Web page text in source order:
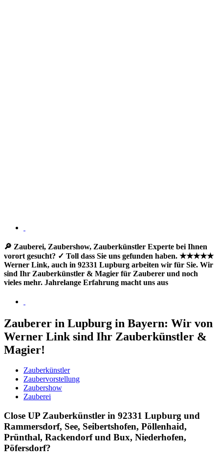
🔎 Zauberei, Zaubershow, Zauberkünstler Experte bei Ihnen
vorort gesucht? ✓ Toll dass Sie uns gefunden haben. ★★★★★
Werner Link, auch in 92331 Lupburg arbeiten wir für Sie. Wir
sind Ihr Zauberkünstler & Magier für Zauberer und noch
vieles mehr. Jahrelange Erfahrung macht uns aus
Zauberer in Lupburg in Bayern: Wir von
Werner Link sind Ihr Zauberkünstler &
Magier!
Zauberkünstler
Zaubervorstellung
Zaubershow
Zauberei
Close UP Zauberkünstler in 92331 Lupburg und
Rammersdorf, See, Seibertshofen, Pöllenhaid,
Prünthal, Rackendorf und Bux, Niederhofen,
Pöfersdorf?